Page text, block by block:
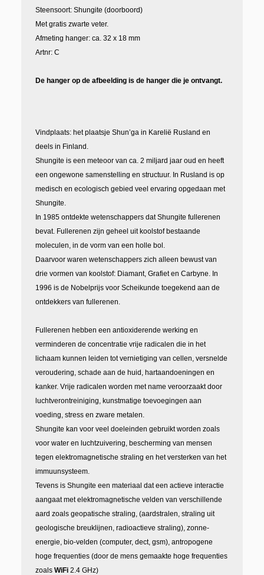
Steensoort: Shungite (doorboord)
Met gratis zwarte veter.
Afmeting hanger: ca. 32 x 18 mm
Artnr: C
De hanger op de afbeelding is de hanger die je ontvangt.
Vindplaats: het plaatsje Shun’ga in Karelië Rusland en
deels in Finland.
Shungite is een meteoor van ca. 2 miljard jaar oud en heeft
een ongewone samenstelling en structuur. In Rusland is op
medisch en ecologisch gebied veel ervaring opgedaan met
Shungite.
In 1985 ontdekte wetenschappers dat Shungite fullerenen
bevat. Fullerenen zijn geheel uit koolstof bestaande
moleculen, in de vorm van een holle bol.
Daarvoor waren wetenschappers zich alleen bewust van
drie vormen van koolstof: Diamant, Grafiet en Carbyne. In
1996 is de Nobelprijs voor Scheikunde toegekend aan de
ontdekkers van fullerenen.
Fullerenen hebben een antioxiderende werking en
verminderen de concentratie vrije radicalen die in het
lichaam kunnen leiden tot vernietiging van cellen, versnelde
veroudering, schade aan de huid, hartaandoeningen en
kanker. Vrije radicalen worden met name veroorzaakt door
luchtverontreiniging, kunstmatige toevoegingen aan
voeding, stress en zware metalen.
Shungite kan voor veel doeleinden gebruikt worden zoals
voor water en luchtzuivering, bescherming van mensen
tegen elektromagnetische straling en het versterken van het
immuunsysteem.
Tevens is Shungite een materiaal dat een actieve interactie
aangaat met elektromagnetische velden van verschillende
aard zoals geopatische straling, (aardstralen, straling uit
geologische breuklijnen, radioactieve straling), zonne-
energie, bio-velden (computer, dect, gsm), antropogene
hoge frequenties (door de mens gemaakte hoge frequenties
zoals WiFi 2.4 GHz)